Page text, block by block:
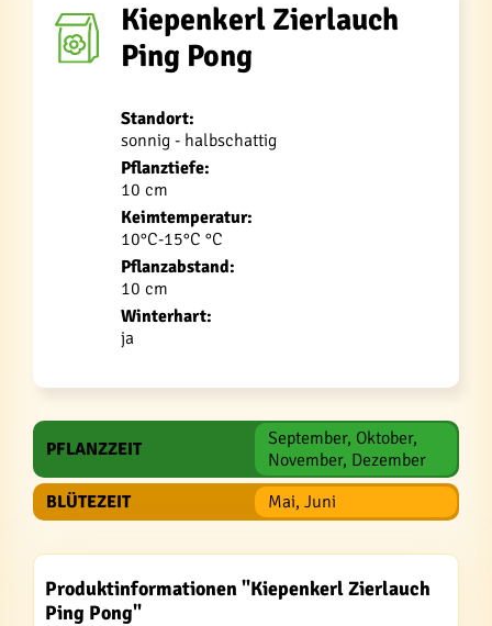
Kiepenkerl Zierlauch
Ping Pong
Standort:
sonnig - halbschattig
Pflanztiefe:
10 cm
Keimtemperatur:
10°C-15°C °C
Pflanzabstand:
10 cm
Winterhart:
ja
PFLANZZEIT
September, Oktober,
November, Dezember
BLÜTEZEIT
Mai, Juni
Produktinformationen "Kiepenkerl Zierlauch
Ping Pong"